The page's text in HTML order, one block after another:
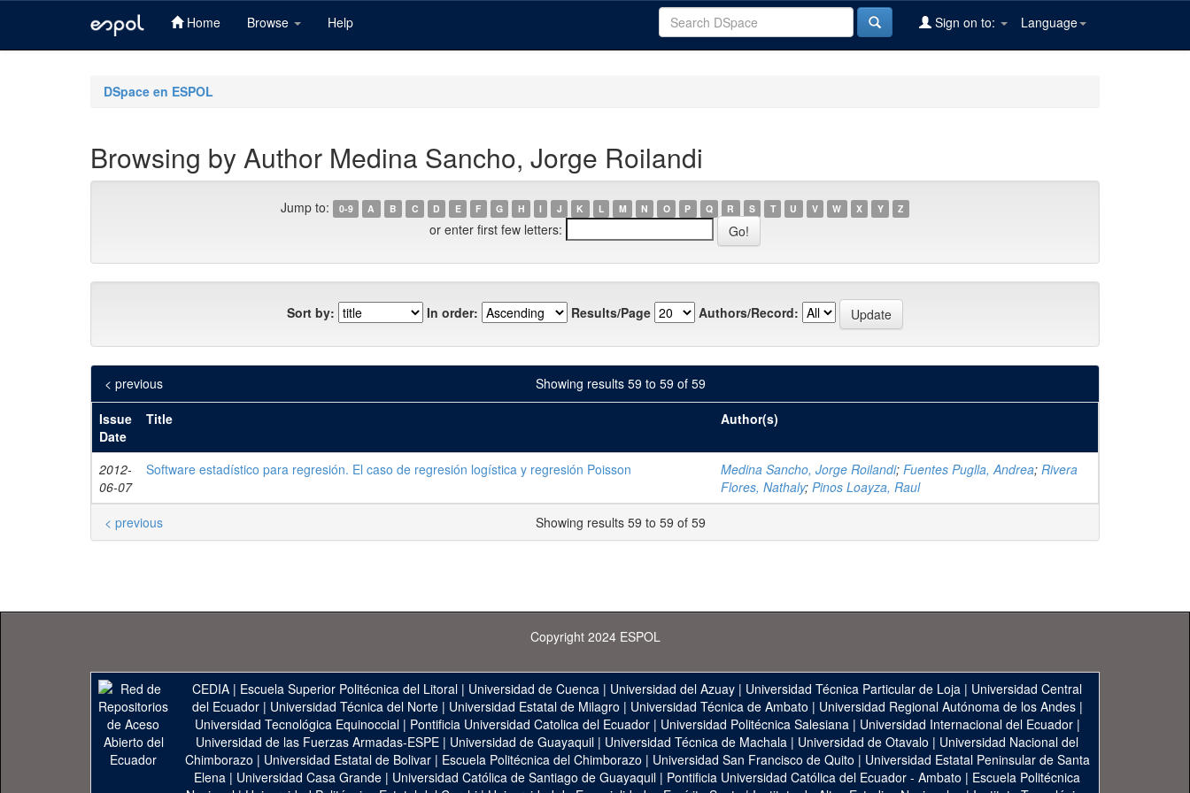
Home Browse Help Language
Sign on to:
DSpace en ESPOL
Browsing by Author Medina Sancho, Jorge Roilandi
Jump to: 0-9 A B C D E F G H I J K L M N O P Q R S T U V W X Y Z
or enter first few letters:
Sort by: In order: Results/Page Authors/Record:
Showing results 59 to 59 of 59
< previous
Issue
Date
Title Author(s)
2012-
06-07
Software estadístico para regresión. El caso de regresión logística y regresión Poisson Medina Sancho, Jorge Roilandi; Fuentes Puglla, Andrea; Rivera
Flores, Nathaly; Pinos Loayza, Raul
Showing results 59 to 59 of 59
< previous
Copyright 2024 ESPOL
CEDIA | Escuela Superior Politécnica del Litoral | Universidad de Cuenca | Universidad del Azuay | Universidad Técnica Particular de Loja | Universidad Central
del Ecuador| Universidad Técnica del Norte| Universidad Estatal de Milagro | Universidad Técnica de Ambato | Universidad Regional Autónoma de los Andes|
Universidad Tecnológica Equinoccial| Pontificia Universidad Catolica del Ecuador| Universidad Politécnica Salesiana| Universidad Internacional del Ecuador|
Universidad de las Fuerzas Armadas-ESPE | Universidad de Guayaquil | Universidad Técnica de Machala | Universidad de Otavalo | Universidad Nacional del
Chimborazo | Universidad Estatal de Bolivar| Escuela Politécnica del Chimborazo | Universidad San Francisco de Quito | Universidad Estatal Peninsular de Santa
Elena | Universidad Casa Grande | Universidad Católica de Santiago de Guayaquil | Pontificia Universidad Católica del Ecuador - Ambato | Escuela Politécnica